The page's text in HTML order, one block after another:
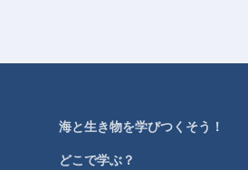
海と生き物を学びつくそう！
どこで学ぶ？